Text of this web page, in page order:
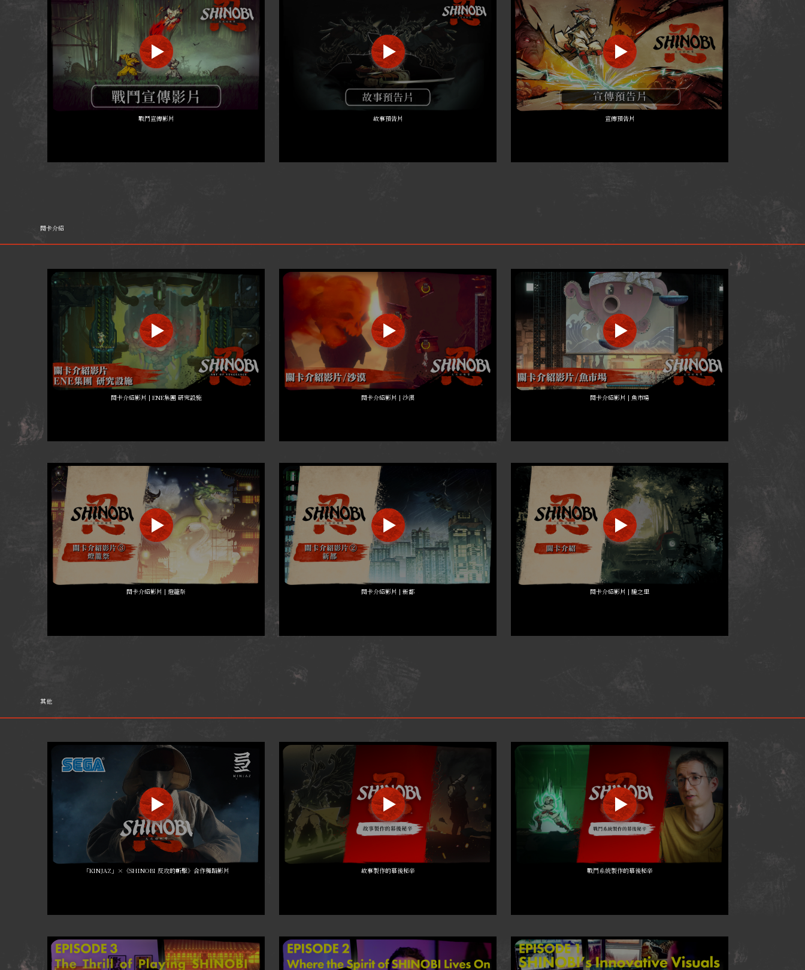
戰鬥宣傳影片 故事預告片 宣傳預告片
關卡介紹
關卡介紹影片 | ENE集團 研究設施 關卡介紹影片 | 沙漠 關卡介紹影片 | 魚市場
關卡介紹影片 | 燈籠祭 關卡介紹影片 | 新都 關卡介紹影片 | 朧之里
其他
「KINJAZ」×《SHINOBI 反攻的斬擊》合作舞蹈影片 故事製作的幕後秘辛 戰鬥系統製作的幕後秘辛